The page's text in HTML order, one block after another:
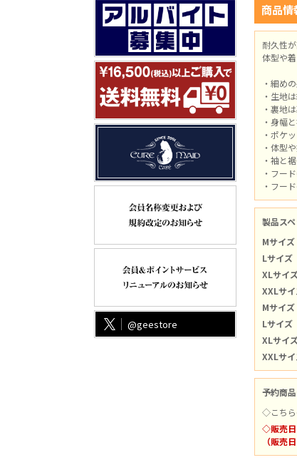
@geestore
商品情
耐久性
体型や
・細め
・生地
・裏地
・身幅
・ポケ
・体型
・袖と
・フー
・フー
製品ス
Mサイズ
Lサイズ
XLサイ
XXLサ
Mサイズ
Lサイズ
XLサイ
XXLサ
予約商
◇こちら
◇販売日
（販売